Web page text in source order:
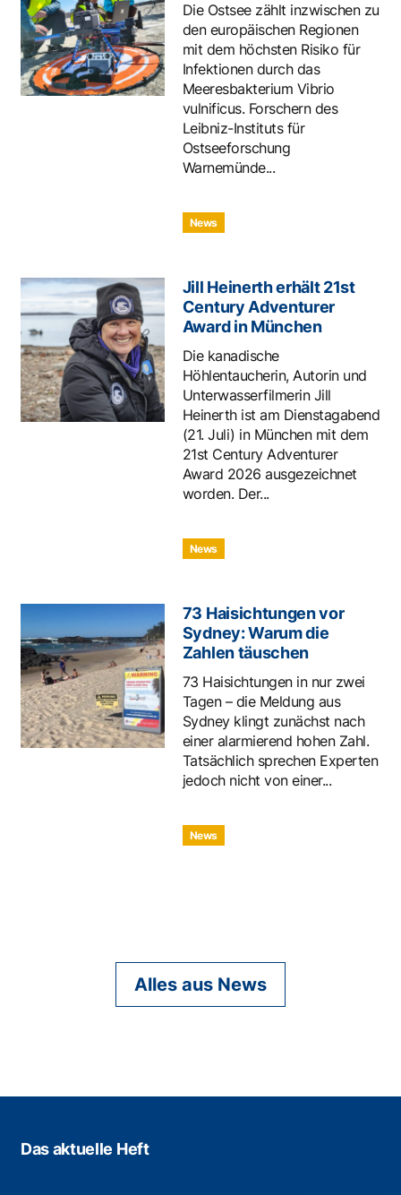
Die Ostsee zählt inzwischen zu
den europäischen Regionen
mit dem höchsten Risiko für
Infektionen durch das
Meeresbakterium Vibrio
vulnificus. Forschern des
Leibniz-Instituts für
Ostseeforschung
Warnemünde...
News
Jill Heinerth erhält 21st
Century Adventurer
Award in München
Die kanadische
Höhlentaucherin, Autorin und
Unterwasserfilmerin Jill
Heinerth ist am Dienstagabend
(21. Juli) in München mit dem
21st Century Adventurer
Award 2026 ausgezeichnet
worden. Der...
News
73 Haisichtungen vor
Sydney: Warum die
Zahlen täuschen
73 Haisichtungen in nur zwei
Tagen – die Meldung aus
Sydney klingt zunächst nach
einer alarmierend hohen Zahl.
Tatsächlich sprechen Experten
jedoch nicht von einer...
News
Alles aus News
Das aktuelle Heft